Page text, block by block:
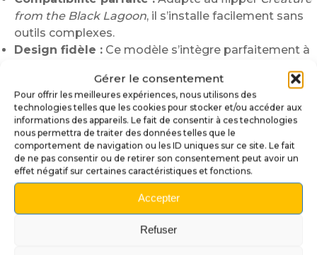
Gérer le consentement
Pour offrir les meilleures expériences, nous utilisons des
technologies telles que les cookies pour stocker et/ou accéder aux
informations des appareils. Le fait de consentir à ces technologies
nous permettra de traiter des données telles que le
comportement de navigation ou les ID uniques sur ce site. Le fait
de ne pas consentir ou de retirer son consentement peut avoir un
effet négatif sur certaines caractéristiques et fonctions.
Accepter
Refuser
from the Black Lagoon, il s’installe facilement sans
outils complexes.
Design fidèle : Ce modèle s’intègre parfaitement à
un effet visuel saisissant.
Installation facile :
L’installation de ce lanceur se fait rapidement :
Retirez le ressort et les fixations de votre ancien
modèle.
Alignez le nouveau lanceur avec le mécanisme de
lancement de bille.
Replacez le ressort, puis testez le mouvement pour